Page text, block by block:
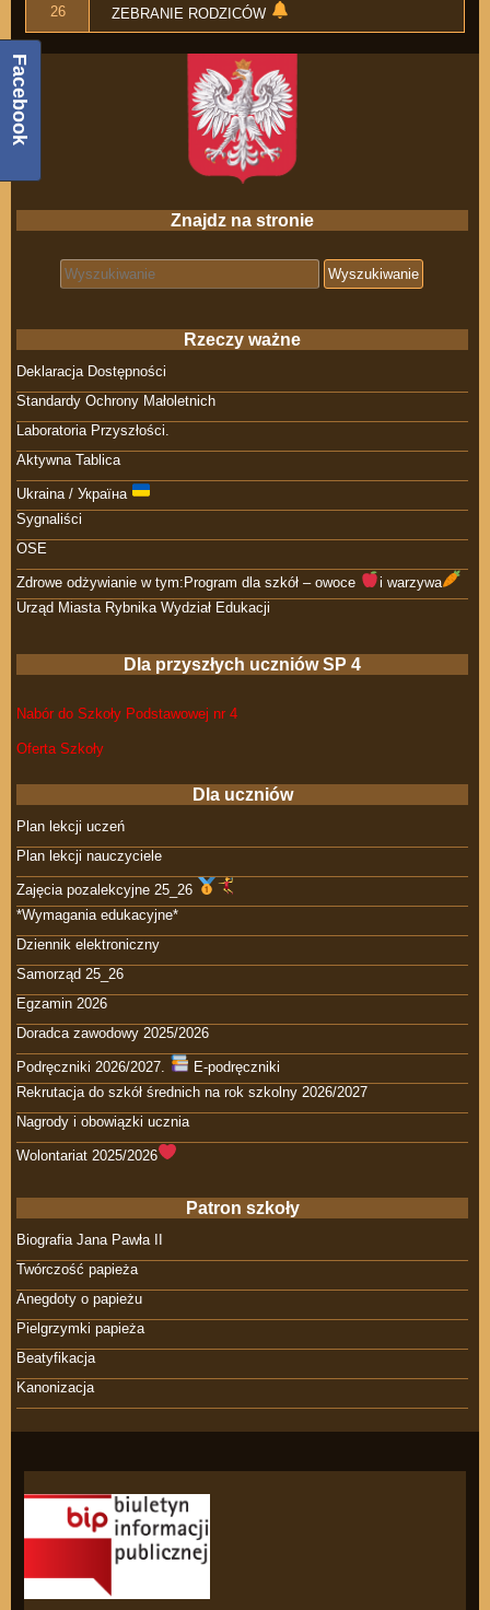
26 ZEBRANIE RODZICÓW
Znajdz na stronie
Search for:
Rzeczy ważne
Deklaracja Dostępności
Standardy Ochrony Małoletnich
Laboratoria Przyszłości.
Aktywna Tablica
Ukraina / Україна
Sygnaliści
OSE
Zdrowe odżywianie w tym:Program dla szkół – owoce
i warzywa
Urząd Miasta Rybnika Wydział Edukacji
Dla przyszłych uczniów SP 4
Nabór do Szkoły Podstawowej nr 4
Oferta Szkoły
Dla uczniów
Plan lekcji uczeń
Plan lekcji nauczyciele
Zajęcia pozalekcyjne 25_26
*Wymagania edukacyjne*
Dziennik elektroniczny
Samorząd 25_26
Egzamin 2026
Doradca zawodowy 2025/2026
Podręczniki 2026/2027.
E-podręczniki
Rekrutacja do szkół średnich na rok szkolny 2026/2027
Nagrody i obowiązki ucznia
Wolontariat 2025/2026
Patron szkoły
Biografia Jana Pawła II
Twórczość papieża
Anegdoty o papieżu
Pielgrzymki papieża
Beatyfikacja
Kanonizacja
Facebook